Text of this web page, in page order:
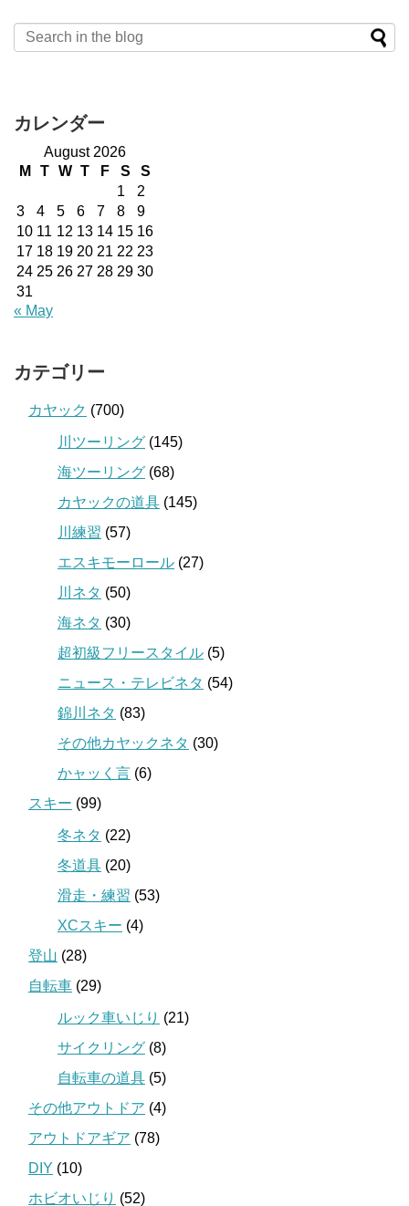
カレンダー
August 2026
M
T W T F S
S
1
2
3
4 5 6 7 8
9
10 11 12 13 14 15 16
17 18 19 20 21 22 23
24 25 26 27 28 29 30
31
« May
カテゴリー
カヤック (700)
川ツーリング (145)
海ツーリング (68)
カヤックの道具 (145)
川練習 (57)
エスキモーロール (27)
川ネタ (50)
海ネタ (30)
超初級フリースタイル (5)
ニュース・テレビネタ (54)
錦川ネタ (83)
その他カヤックネタ (30)
かャッく言 (6)
スキー (99)
冬ネタ (22)
冬道具 (20)
滑走・練習 (53)
XCスキー (4)
登山 (28)
自転車 (29)
ルック車いじり (21)
サイクリング (8)
自転車の道具 (5)
その他アウトドア (4)
アウトドアギア (78)
DIY (10)
ホビオいじり (52)